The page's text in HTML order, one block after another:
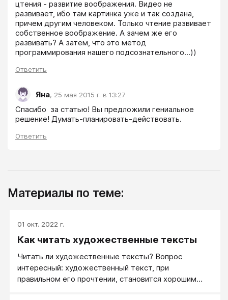
цтения - развитие воображения. Видео не
развивает, ибо там картинка уже и так создана,
причем другим человеком. Только чтение развивает
собственное воображение. А зачем же его
развивать? А затем, что это метод
программирования нашего подсознательного...))
Ответить
Яна, 25 мая 2015 г. в 13:27
Спасибо  за статью! Вы предложили гениальное
решение! Думать-планировать-действовать.
Ответить
Материалы по теме:
01 окт. 2022 г.
Как читать художественные тексты
Читать ли художественные тексты? Вопрос
интересный: художественный текст, при
правильном его прочтении, становится хорошим